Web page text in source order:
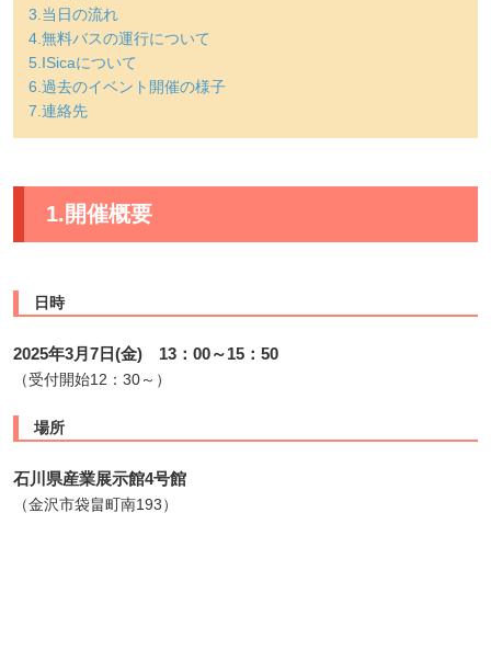
3.当日の流れ
4.無料バスの運行について
5.ISicaについて
6.過去のイベント開催の様子
7.連絡先
1.開催概要
日時
2025年3月7日(金) 13：00～15：50
（受付開始12：30～）
場所
石川県産業展示館4号館
（金沢市袋畠町南193）